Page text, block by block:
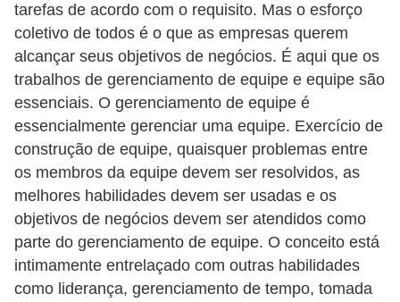
tarefas de acordo com o requisito. Mas o esforço
coletivo de todos é o que as empresas querem
alcançar seus objetivos de negócios. É aqui que os
trabalhos de gerenciamento de equipe e equipe são
essenciais. O gerenciamento de equipe é
essencialmente gerenciar uma equipe. Exercício de
construção de equipe, quaisquer problemas entre
os membros da equipe devem ser resolvidos, as
melhores habilidades devem ser usadas e os
objetivos de negócios devem ser atendidos como
parte do gerenciamento de equipe. O conceito está
intimamente entrelaçado com outras habilidades
como liderança, gerenciamento de tempo, tomada
e
a
c
e
s
s
o
E
m
p
r